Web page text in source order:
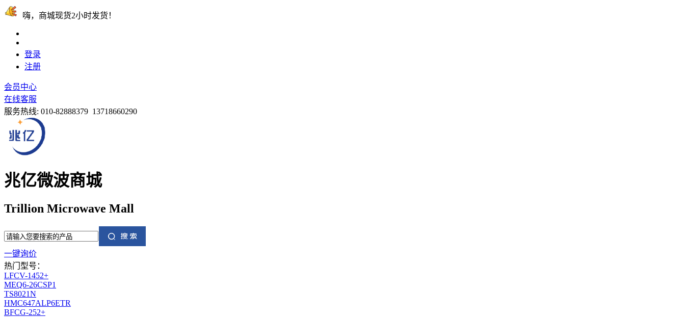
嗨，商城现货2小时发货！
登录
注册
会员中心
在线客服
服务热线: 010-82888379 13718660290
兆亿微波商城
Trillion Microwave Mall
一键询价
热门型号：
LFCV-1452+
MEQ6-26CSP1
TS8021N
HMC647ALP6ETR
BFCG-252+